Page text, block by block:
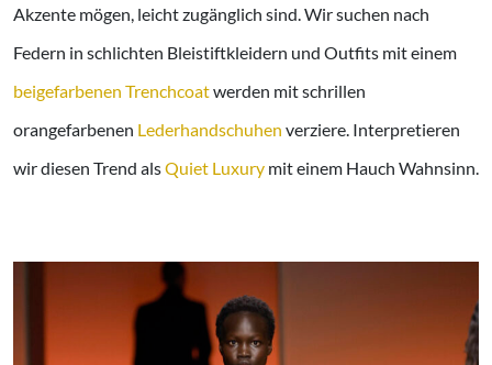
Akzente mögen, leicht zugänglich sind. Wir suchen nach
Federn in schlichten Bleistiftkleidern und Outfits mit einem
beigefarbenen Trenchcoatwerden mit schrillen
orangefarbenen Lederhandschuhen verziere. Interpretieren
wir diesen Trend alsQuiet Luxury mit einem Hauch Wahnsinn.